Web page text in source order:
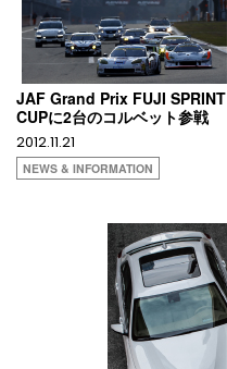
JAF Grand Prix FUJI SPRINT
CUPに2台のコルベット参戦
2012.11.21
NEWS & INFORMATION